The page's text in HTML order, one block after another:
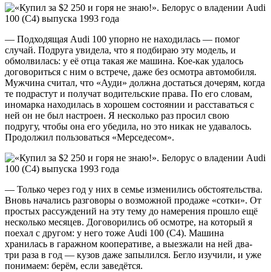
— Подходящая Audi 100 упорно не находилась — помог
случай. Подруга увидела, что я подбираю эту модель, и
обмолвилась: у её отца такая же машина. Кое-как удалось
договориться с ним о встрече, даже без осмотра автомобиля.
Мужчина считал, что «Ауди» должна достаться дочерям, когда
те подрастут и получат водительские права. По его словам,
иномарка находилась в хорошем состоянии и расставаться с
ней он не был настроен. Я несколько раз просил свою
подругу, чтобы она его убедила, но это никак не удавалось.
Продолжил пользоваться «Мерседесом».
— Только через год у них в семье изменились обстоятельства.
Вновь начались разговоры о возможной продаже «сотки». От
простых рассуждений на эту тему до намерения прошло ещё
несколько месяцев. Договорились об осмотре, на который я
поехал с другом: у него тоже Audi 100 (C4). Машина
хранилась в гаражном кооперативе, а выезжали на ней два-
три раза в год — кузов даже запылился. Бегло изучили, и уже
понимаем: берём, если заведётся.